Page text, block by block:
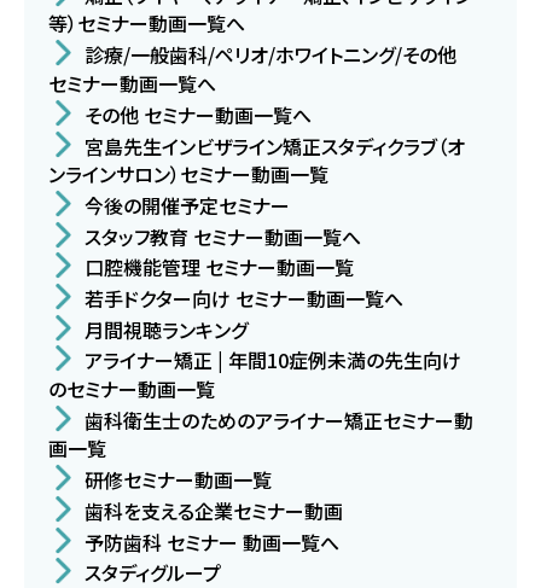
等）セミナー動画一覧へ
診療/一般歯科/ペリオ/ホワイトニング/その他
セミナー動画一覧へ
その他 セミナー動画一覧へ
宮島先生インビザライン矯正スタディクラブ（オ
ンラインサロン）セミナー動画一覧
今後の開催予定セミナー
スタッフ教育 セミナー動画一覧へ
口腔機能管理 セミナー動画一覧
若手ドクター向け セミナー動画一覧へ
月間視聴ランキング
アライナー矯正 | 年間10症例未満の先生向け
のセミナー動画一覧
歯科衛生士のためのアライナー矯正セミナー動
画一覧
研修セミナー動画一覧
歯科を支える企業セミナー動画
予防歯科 セミナー 動画一覧へ
スタディグループ